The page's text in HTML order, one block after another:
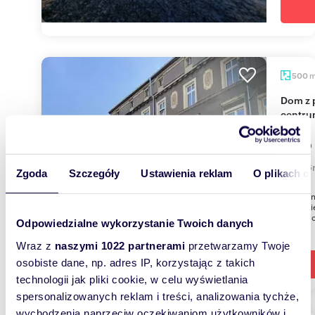
Zgoda Szczegóły Ustawienia reklam O plikach
Odpowiedzialne wykorzystanie Twoich danych
Wraz z naszymi 1022 partnerami przetwarzamy Twoje
osobiste dane, np. adres IP, korzystając z takich
technologii jak pliki cookie, w celu wyświetlania
spersonalizowanych reklam i treści, analizowania tychże,
500
Dom z potencjałem, 8 pokoi, garaże, blisko
1 050
dom
lokali